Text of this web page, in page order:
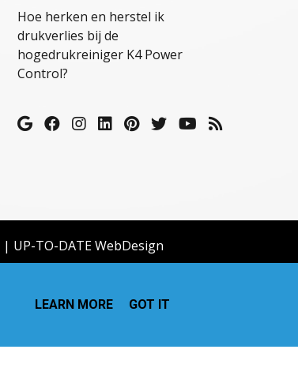
Hoe herken en herstel ik
drukverlies bij de
hogedrukreiniger K4 Power
Control?
| UP-TO-DATE WebDesign
LEARN MORE GOT IT